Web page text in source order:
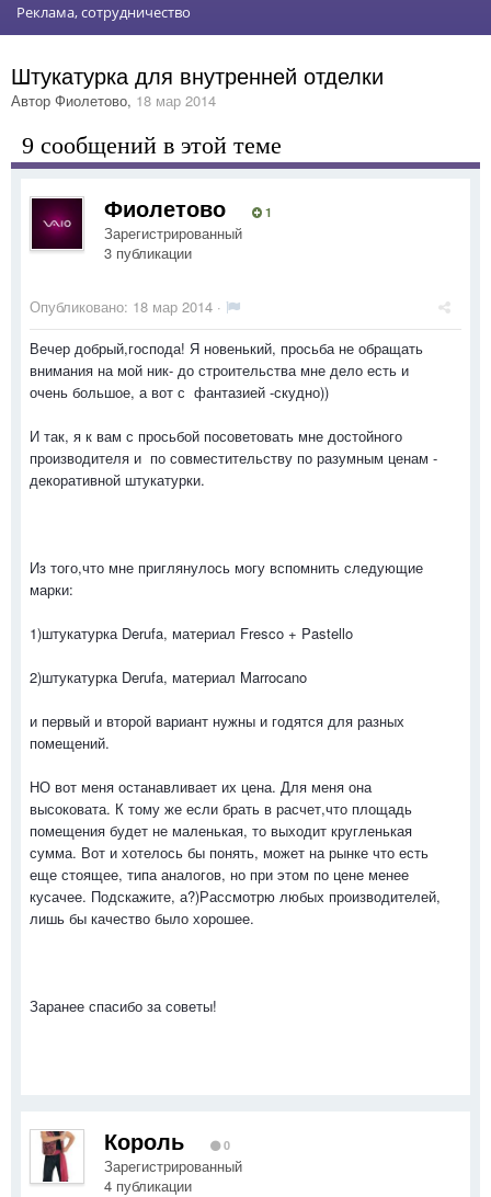
Реклама, сотрудничество
Штукатурка для внутренней отделки
Автор Фиолетово, 18 мар 2014
9 сообщений в этой теме
Фиолетово 1
Зарегистрированный
3 публикации
Опубликовано: 18 мар 2014 ·
Вечер добрый,господа! Я новенький, просьба не обращать
внимания на мой ник- до строительства мне дело есть и
очень большое, а вот с фантазией -скудно))
И так, я к вам с просьбой посоветовать мне достойного
производителя и по совместительству по разумным ценам -
декоративной штукатурки.
Из того,что мне приглянулось могу вспомнить следующие
марки:
1)штукатурка Derufa, материал Fresco + Pastello
2)штукатурка Derufa, материал Marrocano
и первый и второй вариант нужны и годятся для разных
помещений.
НО вот меня останавливает их цена. Для меня она
высоковата. К тому же если брать в расчет,что площадь
помещения будет не маленькая, то выходит кругленькая
сумма. Вот и хотелось бы понять, может на рынке что есть
еще стоящее, типа аналогов, но при этом по цене менее
кусачее. Подскажите, а?)Рассмотрю любых производителей,
лишь бы качество было хорошее.
Заранее спасибо за советы!
Король 0
Зарегистрированный
4 публикации